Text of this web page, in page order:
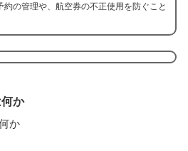
約の管理や、航空券の不正使用を防ぐこと
か